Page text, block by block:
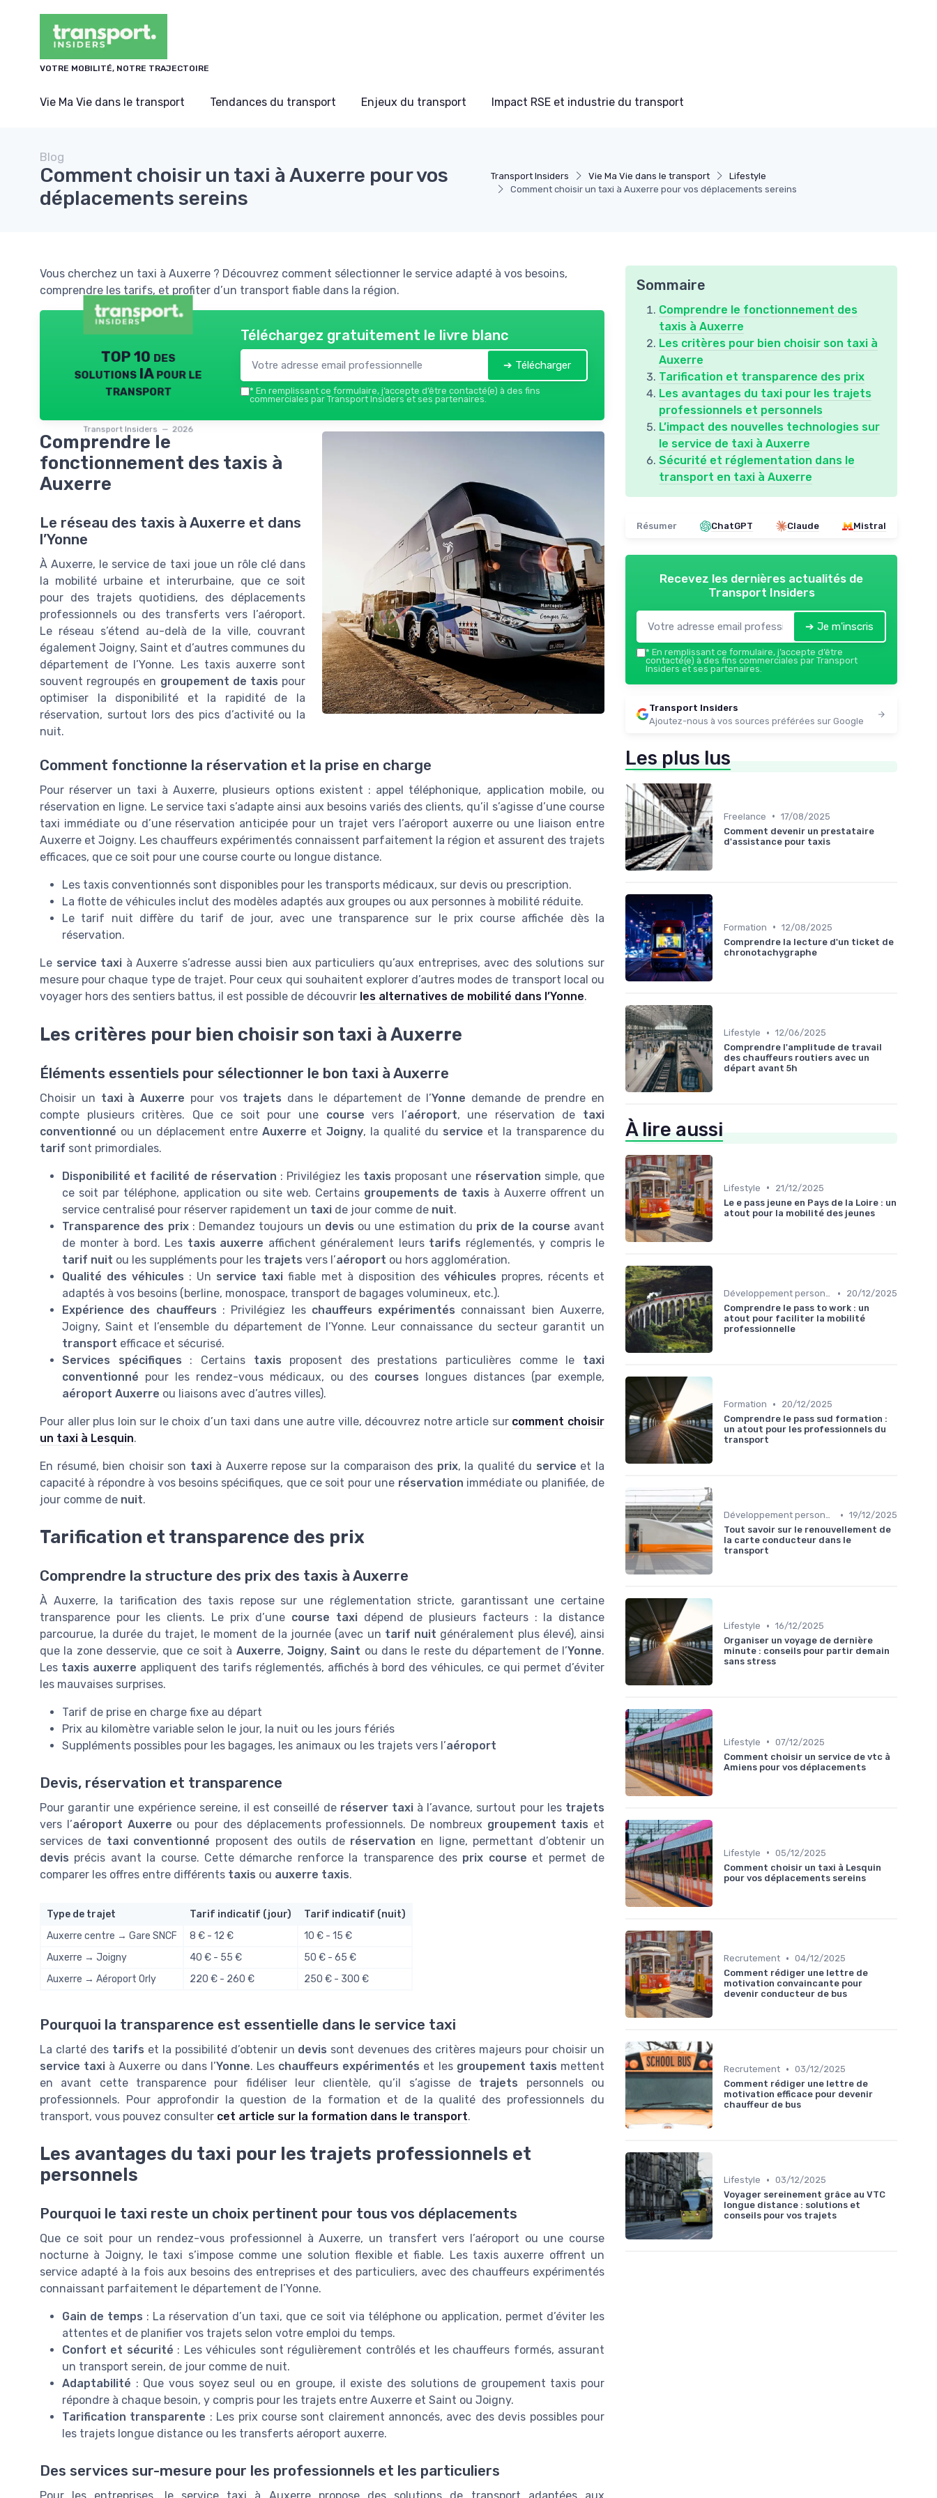
VOTRE MOBILITÉ, NOTRE TRAJECTOIRE
Vie Ma Vie dans le transport Tendances du transport Enjeux du transport Impact RSE et industrie du transport
Transport Insiders Vie Ma Vie dans le transport
Lifestyle
Comment choisir un taxi à Auxerre pour vos déplacements sereins
Blog
Comment choisir un taxi à Auxerre pour vos
déplacements sereins
Vous cherchez un taxi à Auxerre ? Découvrez comment sélectionner le service adapté à vos besoins,
comprendre les tarifs, et profiter d’un transport fiable dans la région.
TOP 10 des
solutions IA pour le
transport
Transport Insiders — 2026
Téléchargez gratuitement le livre blanc
➔ Télécharger
* En remplissant ce formulaire, j’accepte d’être contacté(e) à des fins
commerciales par Transport Insiders et ses partenaires.
Comprendre le
fonctionnement des taxis à
Auxerre
Le réseau des taxis à Auxerre et dans
l’Yonne
À Auxerre, le service de taxi joue un rôle clé dans
la mobilité urbaine et interurbaine, que ce soit
pour des trajets quotidiens, des déplacements
professionnels ou des transferts vers l’aéroport.
Le réseau s’étend au-delà de la ville, couvrant
également Joigny, Saint et d’autres communes du
département de l’Yonne. Les taxis auxerre sont
souvent regroupés en groupement de taxis pour
optimiser la disponibilité et la rapidité de la
réservation, surtout lors des pics d’activité ou la
nuit.
Comment fonctionne la réservation et la prise en charge
Pour réserver un taxi à Auxerre, plusieurs options existent : appel téléphonique, application mobile, ou
réservation en ligne. Le service taxi s’adapte ainsi aux besoins variés des clients, qu’il s’agisse d’une course
taxi immédiate ou d’une réservation anticipée pour un trajet vers l’aéroport auxerre ou une liaison entre
Auxerre et Joigny. Les chauffeurs expérimentés connaissent parfaitement la région et assurent des trajets
efficaces, que ce soit pour une course courte ou longue distance.
Les taxis conventionnés sont disponibles pour les transports médicaux, sur devis ou prescription.
La flotte de véhicules inclut des modèles adaptés aux groupes ou aux personnes à mobilité réduite.
Le tarif nuit diffère du tarif de jour, avec une transparence sur le prix course affichée dès la
réservation.
Le service taxi à Auxerre s’adresse aussi bien aux particuliers qu’aux entreprises, avec des solutions sur
mesure pour chaque type de trajet. Pour ceux qui souhaitent explorer d’autres modes de transport local ou
voyager hors des sentiers battus, il est possible de découvrir les alternatives de mobilité dans l’Yonne.
Les critères pour bien choisir son taxi à Auxerre
Éléments essentiels pour sélectionner le bon taxi à Auxerre
Choisir un taxi à Auxerre pour vos trajets dans le département de l’Yonne demande de prendre en
compte plusieurs critères. Que ce soit pour une course vers l’aéroport, une réservation de taxi
conventionné ou un déplacement entre Auxerre et Joigny, la qualité du service et la transparence du
tarif sont primordiales.
Disponibilité et facilité de réservation : Privilégiez les taxis proposant une réservation simple, que
ce soit par téléphone, application ou site web. Certains groupements de taxis à Auxerre offrent un
service centralisé pour réserver rapidement un taxi de jour comme de nuit.
Transparence des prix: Demandez toujours un devis ou une estimation du prix de la course avant
de monter à bord. Les taxis auxerre affichent généralement leurs tarifs réglementés, y compris le
tarif nuit ou les suppléments pour les trajets vers l’aéroport ou hors agglomération.
Qualité des véhicules : Un service taxi fiable met à disposition des véhicules propres, récents et
adaptés à vos besoins (berline, monospace, transport de bagages volumineux, etc.).
Expérience des chauffeurs : Privilégiez les chauffeurs expérimentés connaissant bien Auxerre,
Joigny, Saint et l’ensemble du département de l’Yonne. Leur connaissance du secteur garantit un
transport efficace et sécurisé.
Services spécifiques : Certains taxis proposent des prestations particulières comme le taxi
conventionné pour les rendez-vous médicaux, ou des courses longues distances (par exemple,
aéroport Auxerre ou liaisons avec d’autres villes).
Pour aller plus loin sur le choix d’un taxi dans une autre ville, découvrez notre article sur comment choisir
un taxi à Lesquin.
En résumé, bien choisir son taxià Auxerre repose sur la comparaison des prix, la qualité du service et la
capacité à répondre à vos besoins spécifiques, que ce soit pour une réservation immédiate ou planifiée, de
jour comme de nuit.
Tarification et transparence des prix
Comprendre la structure des prix des taxis à Auxerre
À Auxerre, la tarification des taxis repose sur une réglementation stricte, garantissant une certaine
transparence pour les clients. Le prix d’une course taxidépend de plusieurs facteurs : la distance
parcourue, la durée du trajet, le moment de la journée (avec un tarif nuit généralement plus élevé), ainsi
que la zone desservie, que ce soit à Auxerre,Joigny,Saint ou dans le reste du département de l’Yonne.
Les taxis auxerre appliquent des tarifs réglementés, affichés à bord des véhicules, ce qui permet d’éviter
les mauvaises surprises.
Tarif de prise en charge fixe au départ
Prix au kilomètre variable selon le jour, la nuit ou les jours fériés
Suppléments possibles pour les bagages, les animaux ou les trajets vers l’aéroport
Devis, réservation et transparence
Pour garantir une expérience sereine, il est conseillé de réserver taxià l’avance, surtout pour les trajets
vers l’aéroport Auxerre ou pour des déplacements professionnels. De nombreux groupement taxis et
services de taxi conventionné proposent des outils de réservation en ligne, permettant d’obtenir un
devis précis avant la course. Cette démarche renforce la transparence des prix course et permet de
comparer les offres entre différents taxis ou auxerre taxis.
Type de trajet Tarif indicatif (jour)
Tarif indicatif (nuit)
Auxerre centre → Gare SNCF
8 € - 12 €
10 € - 15 €
Auxerre → Joigny
40 € - 55 €
50 € - 65 €
Auxerre → Aéroport Orly
220 € - 260 € 250 € - 300 €
Pourquoi la transparence est essentielle dans le service taxi
La clarté des tarifs et la possibilité d’obtenir un devis sont devenues des critères majeurs pour choisir un
service taxi à Auxerre ou dans l’Yonne. Les chauffeurs expérimentés et les groupement taxis mettent
en avant cette transparence pour fidéliser leur clientèle, qu’il s’agisse de trajets personnels ou
professionnels. Pour approfondir la question de la formation et de la qualité des professionnels du
transport, vous pouvez consulter cet article sur la formation dans le transport.
Les avantages du taxi pour les trajets professionnels et
personnels
Pourquoi le taxi reste un choix pertinent pour tous vos déplacements
Que ce soit pour un rendez-vous professionnel à Auxerre, un transfert vers l’aéroport ou une course
nocturne à Joigny, le taxi s’impose comme une solution flexible et fiable. Les taxis auxerre offrent un
service adapté à la fois aux besoins des entreprises et des particuliers, avec des chauffeurs expérimentés
connaissant parfaitement le département de l’Yonne.
Gain de temps : La réservation d’un taxi, que ce soit via téléphone ou application, permet d’éviter les
attentes et de planifier vos trajets selon votre emploi du temps.
Confort et sécurité : Les véhicules sont régulièrement contrôlés et les chauffeurs formés, assurant
un transport serein, de jour comme de nuit.
Adaptabilité : Que vous soyez seul ou en groupe, il existe des solutions de groupement taxis pour
répondre à chaque besoin, y compris pour les trajets entre Auxerre et Saint ou Joigny.
Tarification transparente : Les prix course sont clairement annoncés, avec des devis possibles pour
les trajets longue distance ou les transferts aéroport auxerre.
Des services sur-mesure pour les professionnels et les particuliers
Sommaire
Comprendre le fonctionnement des
taxis à Auxerre
Les critères pour bien choisir son taxi à
Auxerre
Tarification et transparence des prix
Les avantages du taxi pour les trajets
professionnels et personnels
L’impact des nouvelles technologies sur
le service de taxi à Auxerre
Sécurité et réglementation dans le
transport en taxi à Auxerre
Résumer ChatGPT Claude Mistral
Recevez les dernières actualités de
Transport Insiders
➔ Je m'inscris
* En remplissant ce formulaire, j’accepte d’être
contacté(e) à des fins commerciales par Transport
Insiders et ses partenaires.
Transport Insiders
Ajoutez-nous à vos sources préférées sur Google
Les plus lus
Freelance • 17/08/2025
Comment devenir un prestataire
d'assistance pour taxis
Formation • 12/08/2025
Comprendre la lecture d'un ticket de
chronotachygraphe
Lifestyle • 12/06/2025
Comprendre l'amplitude de travail
des chauffeurs routiers avec un
départ avant 5h
À lire aussi
Lifestyle •
21/12/2025
Le e pass jeune en Pays de la Loire : un
atout pour la mobilité des jeunes
Développement personnel •
20/12/2025
Comprendre le pass to work : un
atout pour faciliter la mobilité
professionnelle
Formation •
20/12/2025
Comprendre le pass sud formation :
un atout pour les professionnels du
transport
Développement personnel • 19/12/2025
Tout savoir sur le renouvellement de
la carte conducteur dans le
transport
Lifestyle • 16/12/2025
Organiser un voyage de dernière
minute : conseils pour partir demain
sans stress
Lifestyle • 07/12/2025
Comment choisir un service de vtc à
Amiens pour vos déplacements
Lifestyle • 05/12/2025
Comment choisir un taxi à Lesquin
pour vos déplacements sereins
Recrutement • 04/12/2025
Comment rédiger une lettre de
motivation convaincante pour
devenir conducteur de bus
Recrutement • 03/12/2025
Comment rédiger une lettre de
motivation efficace pour devenir
chauffeur de bus
Lifestyle • 03/12/2025
Voyager sereinement grâce au VTC
longue distance : solutions et
conseils pour vos trajets